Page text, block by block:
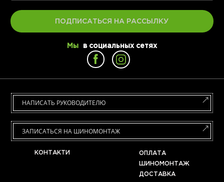
ПОДПИСАТЬСЯ НА РАССЫЛКУ
Мы в социальных сетях
НАПИСАТЬ РУКОВОДИТЕЛЮ
ЗАПИСАТЬСЯ НА ШИНОМОНТАЖ
КОНТАКТИ
ОПЛАТА
ШИНОМОНТАЖ
ДОСТАВКА